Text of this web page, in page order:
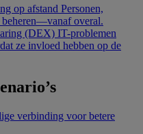
op afstand Personen,
beheren—vanaf overal.
(DEX) IT-problemen
ze invloed hebben op de
verbinding voor betere